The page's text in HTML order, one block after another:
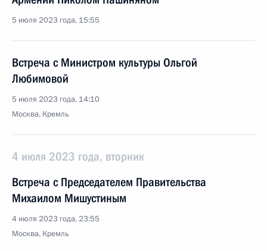
5 июля 2023 года, 15:55
Встреча с Министром культуры Ольгой
Любимовой
5 июля 2023 года, 14:10
Москва, Кремль
4 июля 2023 года, вторник
Встреча с Председателем Правительства
Михаилом Мишустиным
4 июля 2023 года, 23:55
Москва, Кремль